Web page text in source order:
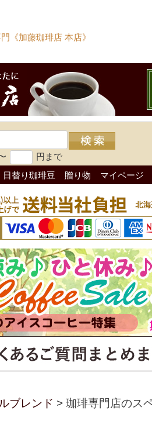
《加藤珈琲店 本店》
円まで
日替り珈琲豆 贈り物 マイページ
ブレンド 珈琲専門店のス